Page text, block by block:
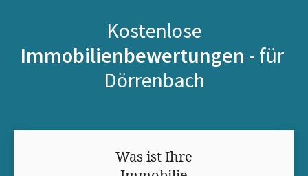
Kostenlose
Immobilienbewertungen - für
Dörrenbach
Was ist Ihre